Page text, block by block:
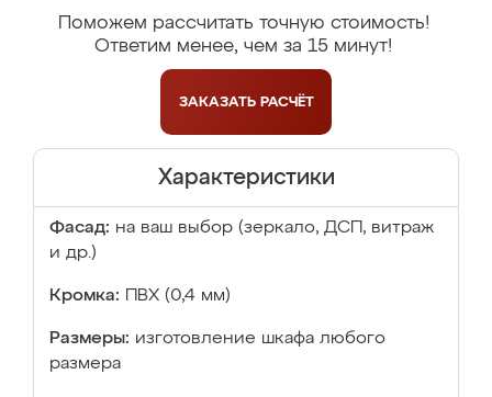
Поможем рассчитать точную стоимость!
Ответим менее, чем за 15 минут!
ЗАКАЗАТЬ РАСЧЁТ
Характеристики
Фасад: на ваш выбор (зеркало, ДСП, витраж
и др.)
Кромка: ПВХ (0,4 мм)
Размеры: изготовление шкафа любого
размера